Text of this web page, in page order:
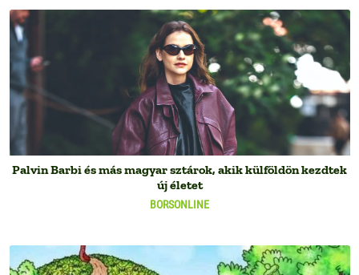
BORSONLINE
Palvin Barbi és más magyar sztárok, akik külföldön kezdtek
új életet